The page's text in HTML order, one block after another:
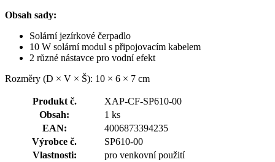
Obsah sady:
Solární jezírkové čerpadlo
10 W solární modul s připojovacím kabelem
2 různé nástavce pro vodní efekt
Rozměry (D × V × Š): 10 × 6 × 7 cm
Produkt č.
XAP-CF-SP610-00
Obsah:
1 ks
EAN:
4006873394235
Výrobce č.
SP610-00
Vlastnosti:
pro venkovní použití